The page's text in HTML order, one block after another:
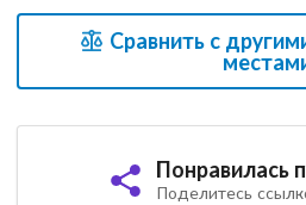
Сравнить с
Понравилась
Поделитесь